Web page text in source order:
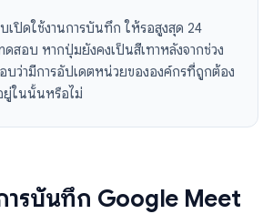
เปิดใช้งานการบันทึก ให้รอสูงสุด 24
ดสอบ หากปุ่มยังคงเป็นสีเทาหลังจากช่วง
บว่ามีการอัปเดตหน่วยขององค์กรที่ถูกต้อง
ในนั้นหรือไม่
ารบันทึก Google Meet